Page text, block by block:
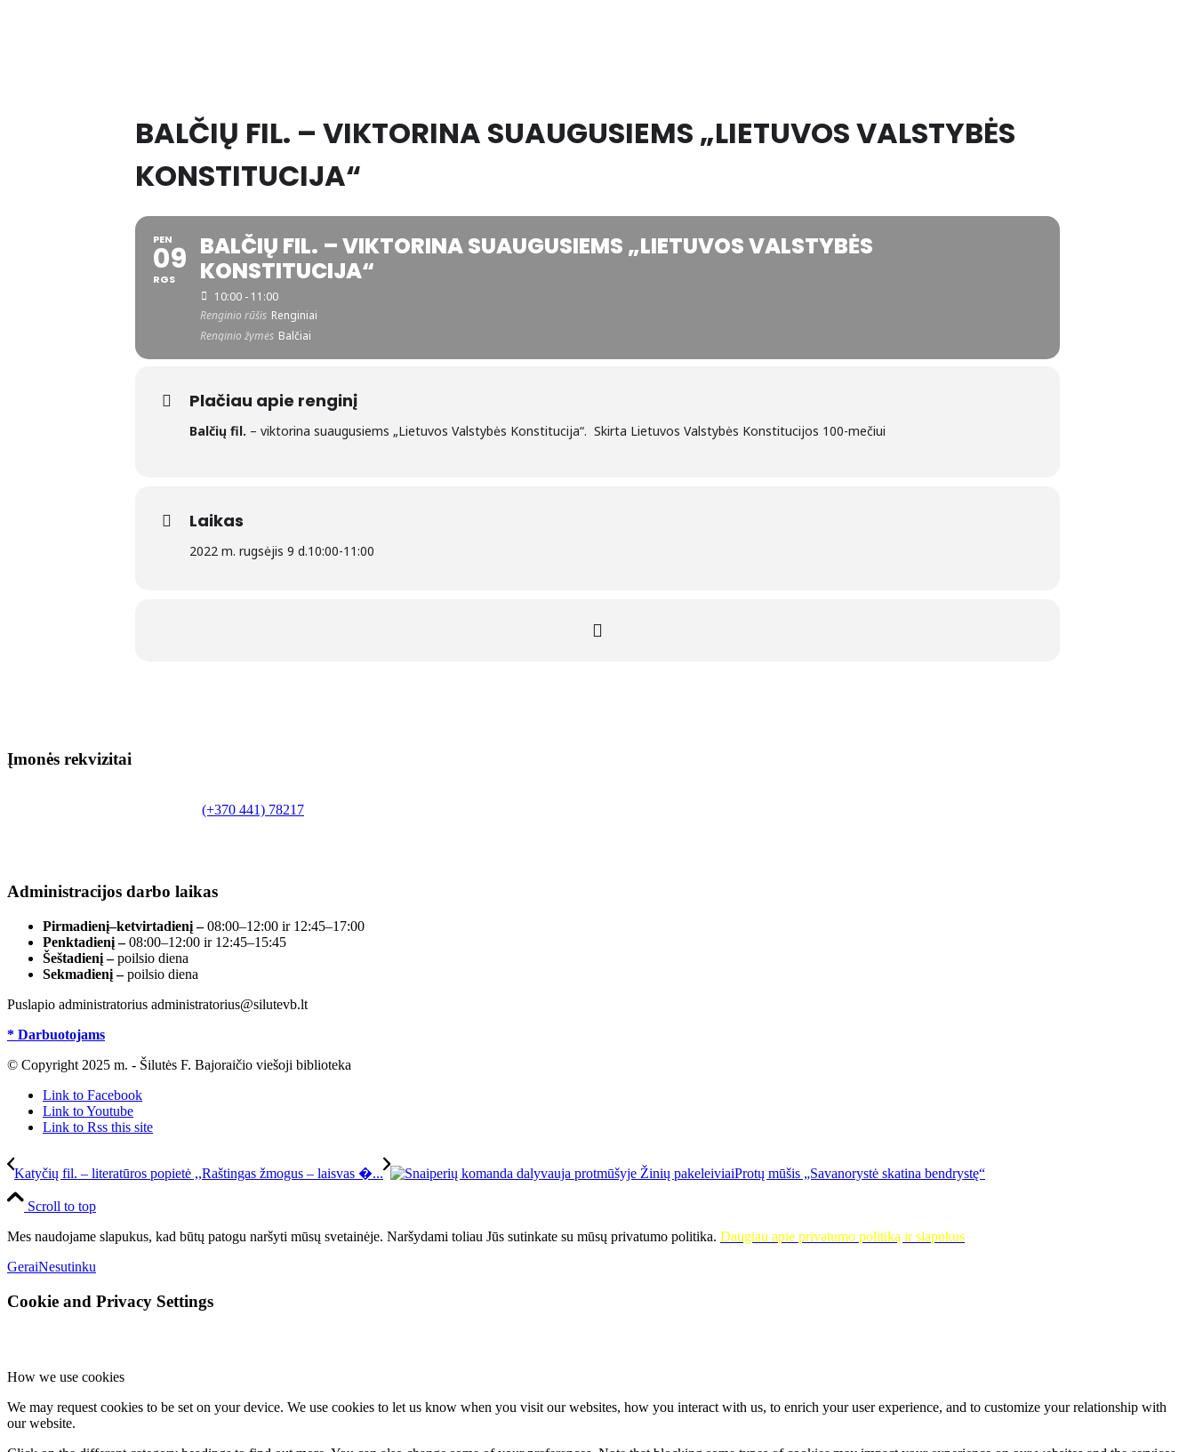
BALČIŲ FIL. – VIKTORINA SUAUGUSIEMS „LIETUVOS VALSTYBĖS
KONSTITUCIJA“
PEN
09
RGS
BALČIŲ FIL. – VIKTORINA SUAUGUSIEMS „LIETUVOS VALSTYBĖS
KONSTITUCIJA“
10:00 - 11:00
Renginio rūšis Renginiai
Renginio žymės Balčiai
Plačiau apie renginį
Balčių fil. – viktorina suaugusiems „Lietuvos Valstybės Konstitucija“. Skirta Lietuvos Valstybės Konstitucijos 100-mečiui
Laikas
2022 m. rugsėjis 9 d.10:00-11:00
Įmonės rekvizitai
(+370 441) 78217
Administracijos darbo laikas
Pirmadienį–ketvirtadienį –08:00–12:00 ir 12:45–17:00
Penktadienį –08:00–12:00 ir 12:45–15:45
Šeštadienį –poilsio diena
Sekmadienį –poilsio diena
Puslapio administratorius administratorius@silutevb.lt
* Darbuotojams
© Copyright 2025 m. - Šilutės F. Bajoraičio viešoji biblioteka
Link to Facebook
Link to Youtube
Link to Rss this site
Katyčių fil. – literatūros popietė ,,Raštingas žmogus – laisvas �... Protų mūšis „Savanorystė skatina bendrystę“
Scroll to top
Mes naudojame slapukus, kad būtų patogu naršyti mūsų svetainėje. Naršydami toliau Jūs sutinkate su mūsų privatumo politika. Daugiau apie privatumo politiką ir slapukus
GeraiNesutinku
Cookie and Privacy Settings
How we use cookies
We may request cookies to be set on your device. We use cookies to let us know when you visit our websites, how you interact with us, to enrich your user experience, and to customize your relationship with
our website.